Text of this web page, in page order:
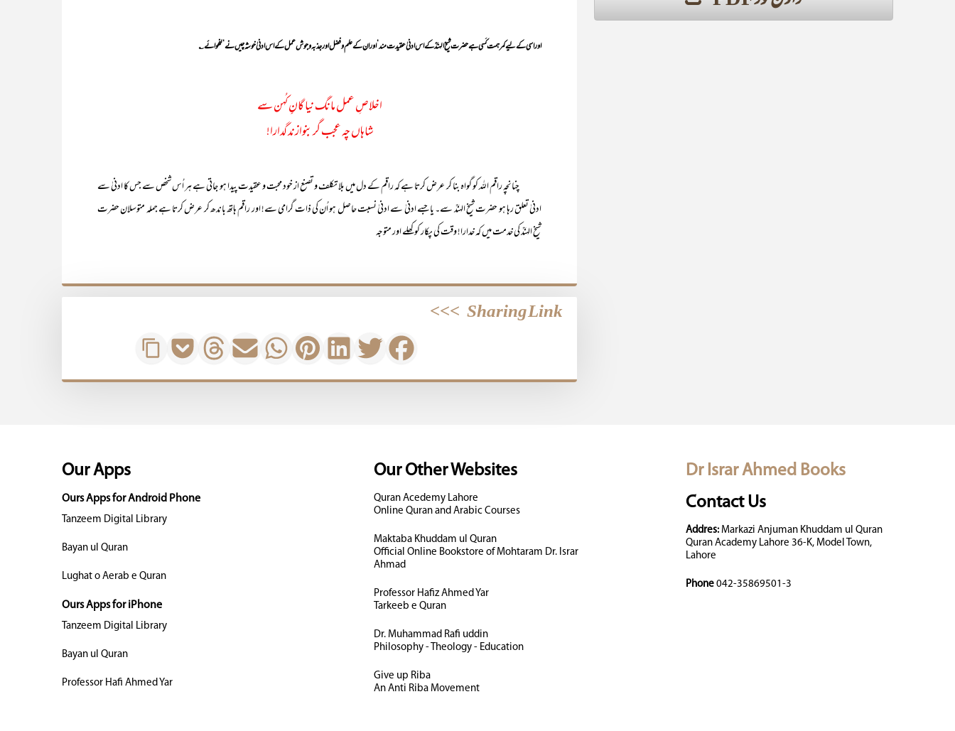
اور اسی کے لیے کمر ہمت کَسی ہے حضرت شیخ الہندؒ کے اس ادنیٰ عقیدت مند‘ اور ان کے علم و فضل اور جذبہ و جوش عمل کے اس ادنیٰ خوشہ چیں نے‘ بفحوائے ؎
اخلاصِ عمل مانگ نیا گانِِ کُہن سے
شاہاں چہ عجب گر بنوازند گدارا!
چنانچہ راقم اللہ کو گواہ بنا کر عرض کرتا ہے کہ راقم کے دل میں بلا تکلف و تصنع از خود محبت و عقیدت پیدا ہو جاتی ہے ہر اُس شخص سے جس کا ادنیٰ سے
ادنیٰ تعلق رہا ہو حضرت شیخ الہندؒ سے۔ یا جسے ادنیٰ سے ادنیٰ نسبت حاصل ہو اُن کی ذات گرامی سے! اور راقم ہاتھ باندھ کر عرض کرتا ہے جملہ متوسلان حضرت
شیخ الہندؒ کی خدمت میں کہ خدارا! وقت کی پکار کو کھلے اور متوجہ
Sharing Link
>>>
Dr Israr Ahmed Books
Contact Us
Addres:Markazi Anjuman Khuddam ul Quran
Quran Academy Lahore 36-K, Model Town,
Lahore
Phone 042-35869501-3
Our Other Websites
Quran Acedemy Lahore
Online Quran and Arabic Courses
Maktaba Khuddam ul Quran
Official Online Bookstore of Mohtaram Dr. Israr
Ahmad
Professor Hafiz Ahmed Yar
Tarkeeb e Quran
Dr. Muhammad Rafi uddin
Philosophy - Theology - Education
Give up Riba
An Anti Riba Movement
Our Apps
Ours Apps for Android Phone
Tanzeem Digital Library
Bayan ul Quran
Lughat o Aerab e Quran
Ours Apps for iPhone
Tanzeem Digital Library
Bayan ul Quran
Professor Hafi Ahmed Yar